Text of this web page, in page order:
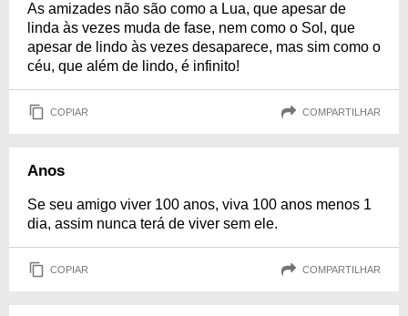
As amizades não são como a Lua, que apesar de
linda às vezes muda de fase, nem como o Sol, que
apesar de lindo às vezes desaparece, mas sim como o
céu, que além de lindo, é infinito!
COPIAR COMPARTILHAR
Anos
Se seu amigo viver 100 anos, viva 100 anos menos 1
dia, assim nunca terá de viver sem ele.
COPIAR COMPARTILHAR